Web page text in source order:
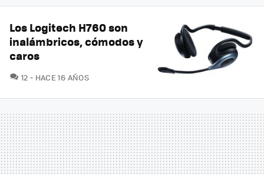
Los Logitech H760 son
inalámbricos, cómodos y
caros
12 COMENTARIOS
HACE 16 AÑOS